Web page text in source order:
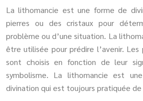
La lithomancie est une forme de
pierres ou des cristaux pour
problème ou d’une situation. La
être utilisée pour prédire l’avenir.
sont choisis en fonction de leur
symbolisme. La lithomancie est
divination qui est toujours pratiquée de